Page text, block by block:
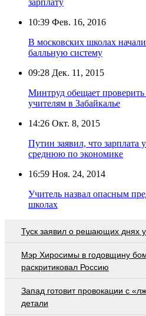
10:39 Фев. 16, 2016
В московских школах
балльную систему
09:28 Дек. 11, 2015
Минтруд обещает проверить
учителям в Забайкалье
14:26 Окт. 8, 2015
Путин заявил, что зарплата
среднюю по экономике
16:59 Ноя. 24, 2014
Учитель назвал опасным
школах
Туск заявил о решающих днях
Мэр Хиросимы в годовщину
раскритиковал Россию
Запад готовит провокации с
детали